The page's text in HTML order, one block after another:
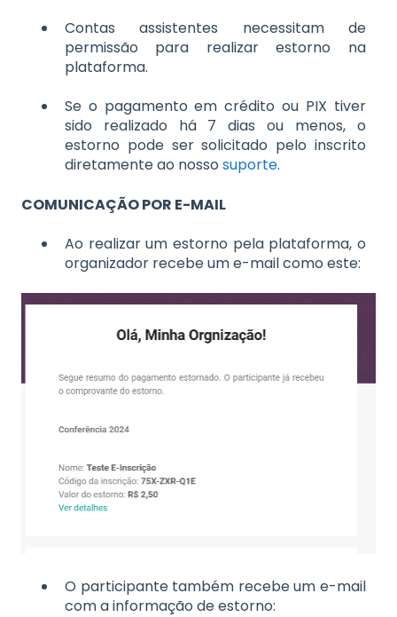
Contas assistentes necessitam de
permissão para realizar estorno na
plataforma.
Se o pagamento em crédito ou PIX tiver
sido realizado há 7 dias ou menos, o
estorno pode ser solicitado pelo inscrito
diretamente ao nosso suporte.
COMUNICAÇÃO POR E-MAIL
Ao realizar um estorno pela plataforma, o
organizador recebe um e-mail como este:
O participante também recebe um e-mail
com a informação de estorno: